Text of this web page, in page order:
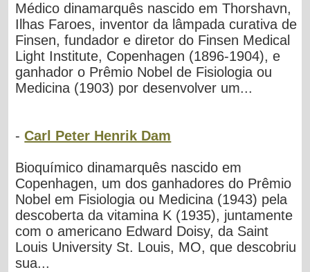
Médico dinamarquês nascido em Thorshavn,
Ilhas Faroes, inventor da lâmpada curativa de
Finsen, fundador e diretor do Finsen Medical
Light Institute, Copenhagen (1896-1904), e
ganhador o Prêmio Nobel de Fisiologia ou
Medicina (1903) por desenvolver um...
-Carl Peter Henrik Dam
Bioquímico dinamarquês nascido em
Copenhagen, um dos ganhadores do Prêmio
Nobel em Fisiologia ou Medicina (1943) pela
descoberta da vitamina K (1935), juntamente
com o americano Edward Doisy, da Saint
Louis University St. Louis, MO, que descobriu
sua...